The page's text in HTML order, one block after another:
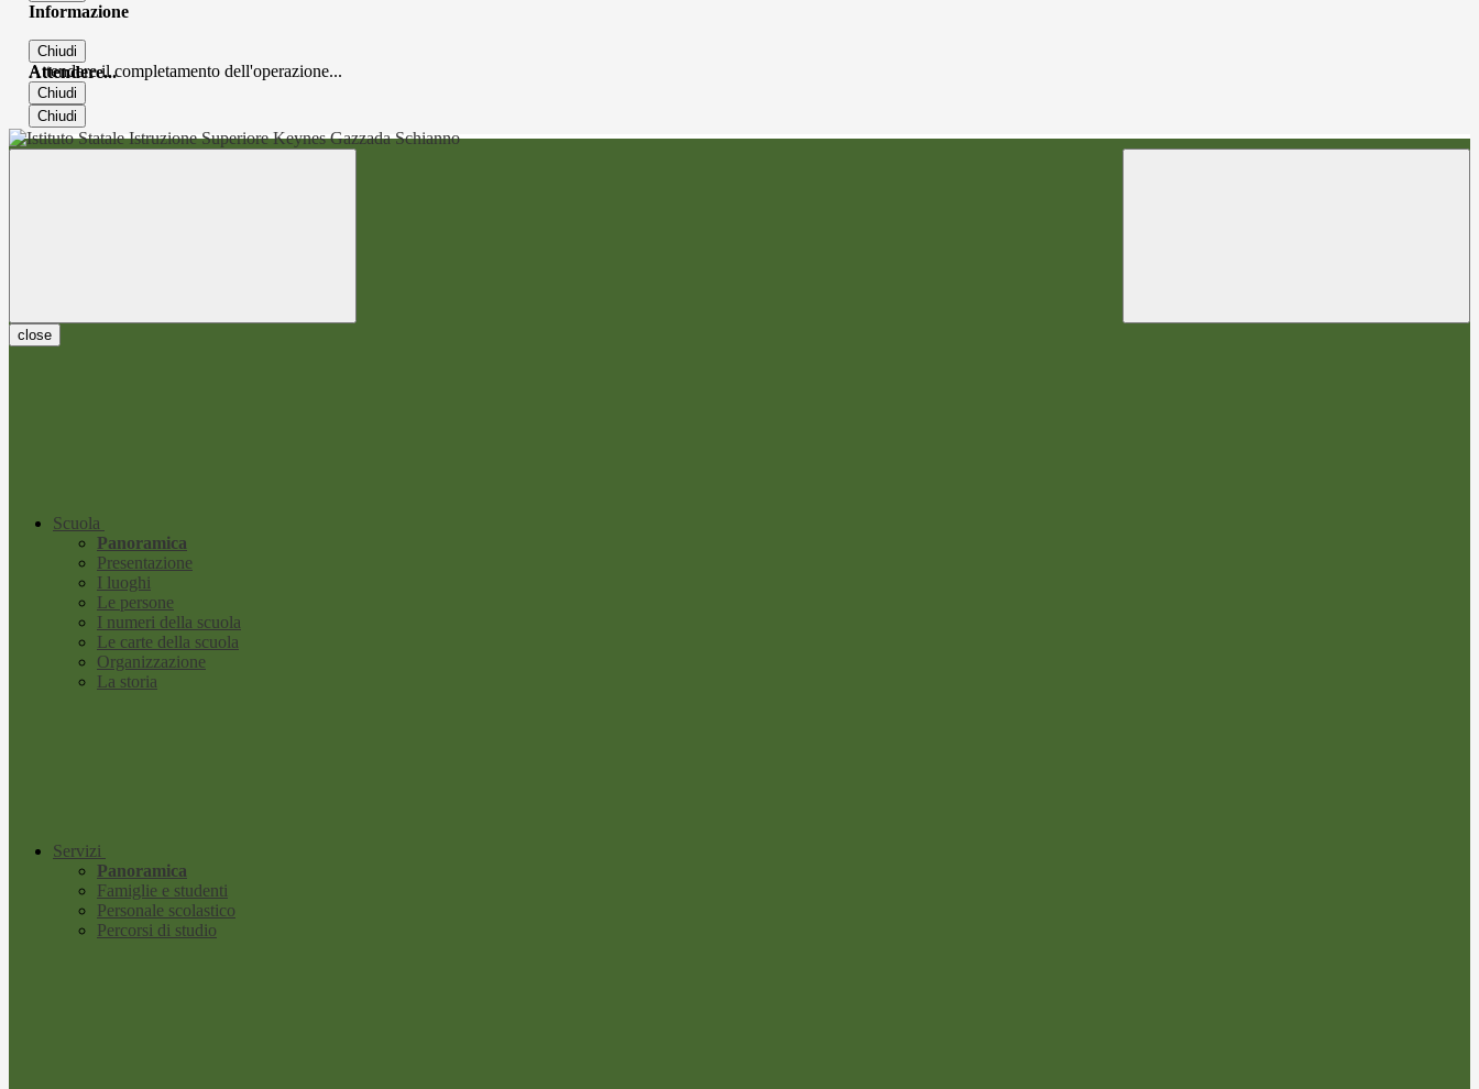
Informazione
Chiudi
Attendere...
Attendere il completamento dell'operazione...
Chiudi
Chiudi
close
Scuola
Panoramica
Presentazione
I luoghi
Le persone
I numeri della scuola
Le carte della scuola
Organizzazione
La storia
Servizi
Panoramica
Famiglie e studenti
Personale scolastico
Percorsi di studio